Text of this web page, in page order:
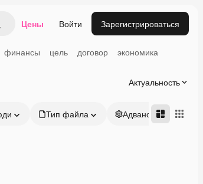
по изображению
Цены Войти Зарегистрироваться
финансы цель договор экономика
Актуальность
Тип файла Адвансд